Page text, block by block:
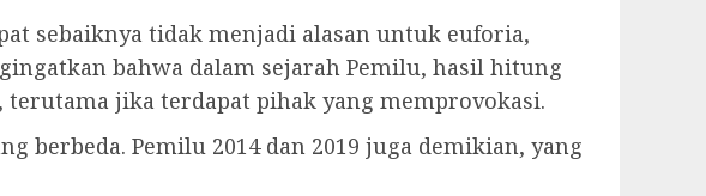
sebaiknya tidak menjadi alasan untuk euforia,
bahwa dalam sejarah Pemilu, hasil hitung
jika terdapat pihak yang memprovokasi.
berbeda. Pemilu 2014 dan 2019 juga demikian, yang